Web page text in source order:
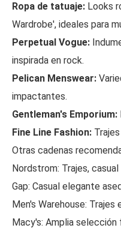
Ropa de tatuaje: Looks
Wardrobe', ideales para
Perpetual Vogue:
inspirada en rock.
Pelican Menswear:
impactantes.
Gentleman's Emporium:
Fine Line Fashion:
Otras cadenas
Nordstrom: Trajes,
Gap: Casual elegante
Men's Warehouse: Trajes
Macy's: Amplia selección